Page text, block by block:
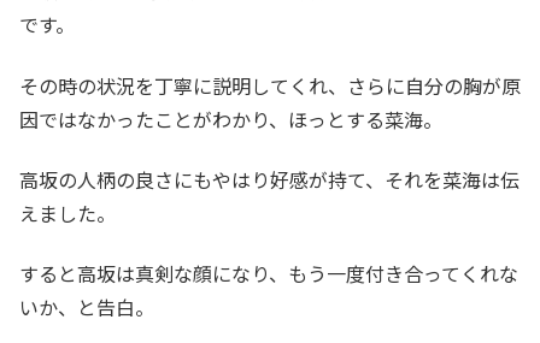
です。
その時の状況を丁寧に説明してくれ、さらに自分の胸が原
因ではなかったことがわかり、ほっとする菜海。
高坂の人柄の良さにもやはり好感が持て、それを菜海は伝
えました。
すると高坂は真剣な顔になり、もう一度付き合ってくれな
いか、と告白。